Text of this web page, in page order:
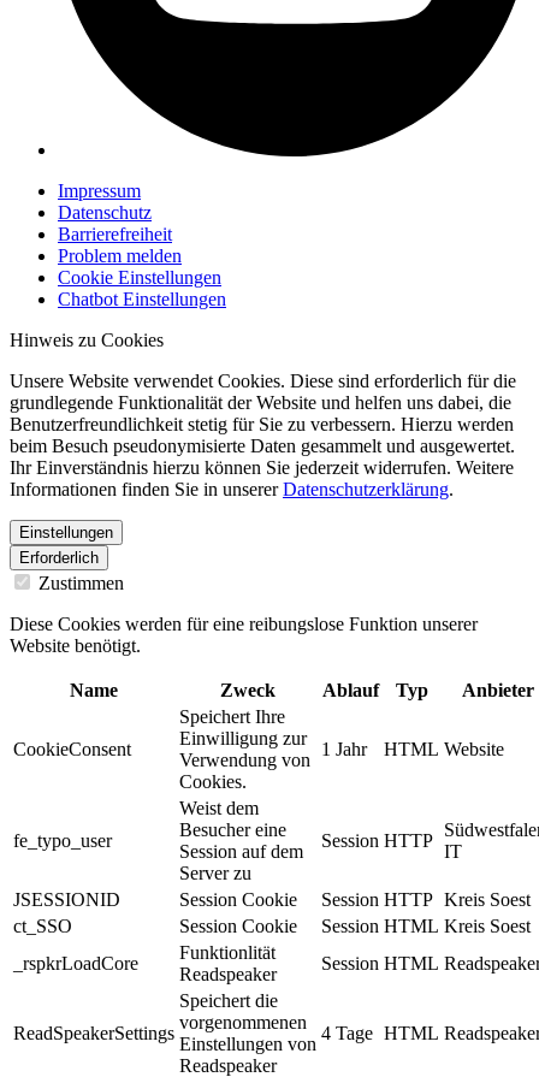
Impressum
Datenschutz
Barrierefreiheit
Problem melden
Cookie Einstellungen
Chatbot Einstellungen
Hinweis zu Cookies
Unsere Website verwendet Cookies. Diese sind erforderlich für die
grundlegende Funktionalität der Website und helfen uns dabei, die
Benutzerfreundlichkeit stetig für Sie zu verbessern. Hierzu werden
beim Besuch pseudonymisierte Daten gesammelt und ausgewertet.
Ihr Einverständnis hierzu können Sie jederzeit widerrufen. Weitere
Informationen finden Sie in unsererDatenschutzerklärung.
Einstellungen
Erforderlich
Zustimmen
Diese Cookies werden für eine reibungslose Funktion unserer
Website benötigt.
Name Zweck Ablauf Typ Anbieter
CookieConsent
Speichert Ihre
Einwilligung zur
Verwendung von
Cookies.
1 Jahr HTML Website
fe_typo_user
Weist dem
Besucher eine
Session auf dem
Server zu
Session HTTP
IT
JSESSIONID Session Cookie Session HTTP Kreis Soest
ct_SSO
Session Cookie Session HTML Kreis Soest
_rspkrLoadCore
Funktionlität
Readspeaker
Session HTML
ReadSpeakerSettings
Speichert die
vorgenommenen
Einstellungen von
Readspeaker
4 Tage HTML